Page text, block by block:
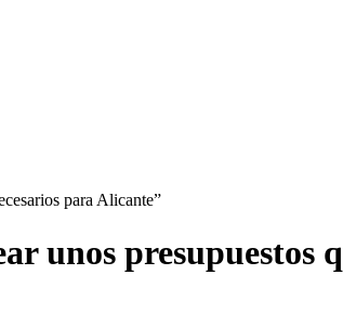
para Alicante”
unos presupuestos